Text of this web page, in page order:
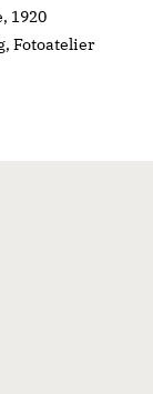
1920
Fotoatelier